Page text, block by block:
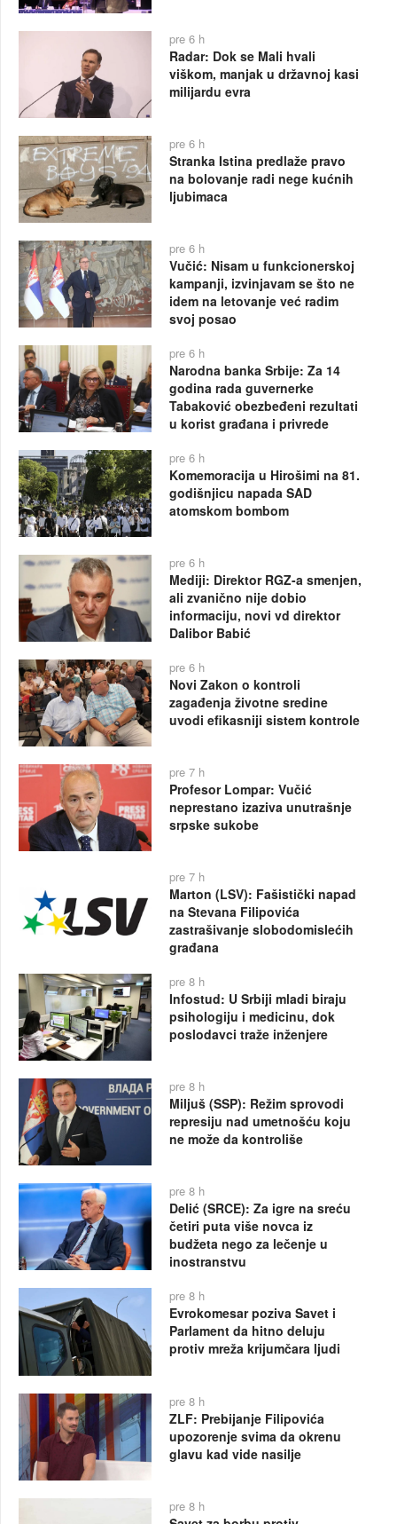
pre 6 h
Radar: Dok se Mali hvali
viškom, manjak u državnoj kasi
milijardu evra
pre 6 h
Stranka Istina predlaže pravo
na bolovanje radi nege kućnih
ljubimaca
pre 6 h
Vučić: Nisam u funkcionerskoj
kampanji, izvinjavam se što ne
idem na letovanje već radim
svoj posao
pre 6 h
Narodna banka Srbije: Za 14
godina rada guvernerke
Tabaković obezbeđeni rezultati
u korist građana i privrede
pre 6 h
Komemoracija u Hirošimi na 81.
godišnjicu napada SAD
atomskom bombom
pre 6 h
Mediji: Direktor RGZ-a smenjen,
ali zvanično nije dobio
informaciju, novi vd direktor
Dalibor Babić
pre 6 h
Novi Zakon o kontroli
zagađenja životne sredine
uvodi efikasniji sistem kontrole
pre 7 h
Profesor Lompar: Vučić
neprestano izaziva unutrašnje
srpske sukobe
pre 7 h
Marton (LSV): Fašistički napad
na Stevana Filipovića
zastrašivanje slobodomislećih
građana
pre 8 h
Infostud: U Srbiji mladi biraju
psihologiju i medicinu, dok
poslodavci traže inženjere
pre 8 h
Miljuš (SSP): Režim sprovodi
represiju nad umetnošću koju
ne može da kontroliše
pre 8 h
Delić (SRCE): Za igre na sreću
četiri puta više novca iz
budžeta nego za lečenje u
inostranstvu
pre 8 h
Evrokomesar poziva Savet i
Parlament da hitno deluju
protiv mreža krijumčara ljudi
pre 8 h
ZLF: Prebijanje Filipovića
upozorenje svima da okrenu
glavu kad vide nasilje
pre 8 h